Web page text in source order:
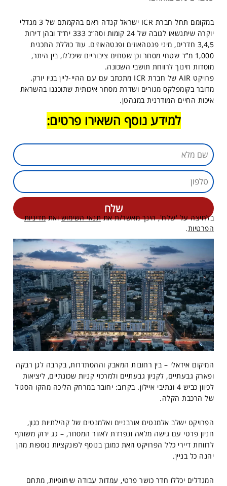
במקומם תחל חברת ICR ישראל קנדה ראם בהקמתם של 3 מגדלי
יוקרה שיתנשאו לגובה של 24 קומות וסה”כ 333 יח”ד ובהן דירות
3,4,5 חדרים, מיני פנטהאוזים ופנטהאוזים. עוד כוללת התכנית
1,000 מ”ר שטחי מסחר וכן שטחים ציבוריים שיכללו, בין היתר,
מוסדות חינוך לרווחת תושבי השכונה.
פרויקט AIR של חברת ICR מתכתב עם עם ההיי-ליין בניו יורק.
מדובר בקומפלקס מגורים ושדרת מסחר איכותית שתוכננו בהשראת
איכות החיים המודרנית במנהטן.
למידע נוסף השאירו פרטים:
בלחיצה על 'שלח', הינך מאשר/ת אתתנאי השימושואתמדיניות
הפרטיות.
המיקום אידאלי – בין רחובות המאבק וההסתדרות, בקרבה לגן רבקה
ופארק גבעתיים, לקניון גבעתיים ולמרכזי קניות שכונתיים, ליציאות
לכיוון כביש 4 ונתיבי איילון. בקרוב: יחובר במרחק הליכה מהקו הסגול
של הרכבת הקלה.
הפרויקט ישלב אלמנטים אורבניים ואלמנטים של קהילתיות כגון,
חניון פרטי עם גישה מלאה ונפרדת לאזור המסחר, – גג ירוק משותף
לרווחת דיירי כלל הפרויקט וזאת כמובן בנוסף לפונקציות נוספות מהן
יהנה כל בניין.
המגדלים יכללו חדר כושר פרטי, עמדות עבודה שיתופיות, מתחם